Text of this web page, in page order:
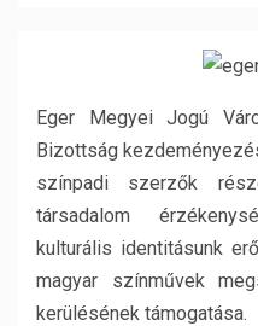
Eger Megyei Jogú
Bizottság
színpadi szerzők
társadalom
kulturális identitásunk
magyar színművek
kerülésének támogatása.